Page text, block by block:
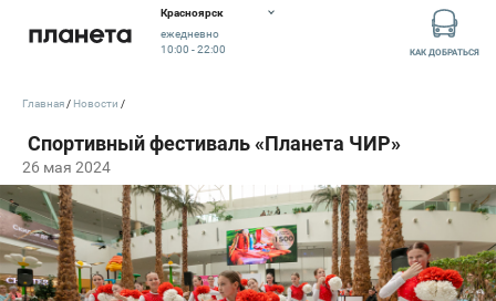
Красноярск
ежедневно
10:00 - 22:00
КАК ДОБРАТЬСЯ
26 мая 2024
Главная Новости